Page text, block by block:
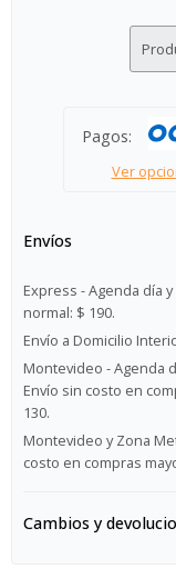
Pagos:
Ver
Envíos
Express - Agenda día
normal: $ 190.
Envío a Domicilio
Montevideo - Agenda
Envío sin costo en
130.
Montevideo y Zona
costo en compras
Cambios y